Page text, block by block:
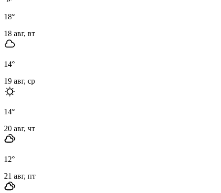
18°
18 авг, вт
14°
19 авг, ср
14°
20 авг, чт
12°
21 авг, пт